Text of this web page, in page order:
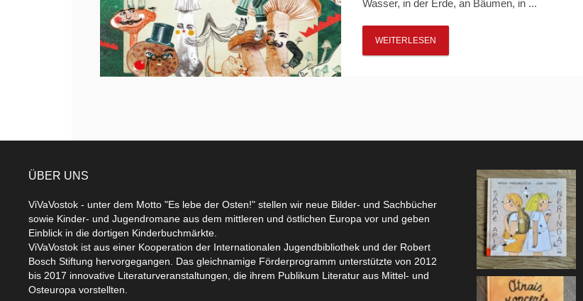
Wasser, in der Erde, an Bäumen, in ...
WEITERLESEN
ÜBER UNS
ViVaVostok - unter dem Motto "Es lebe der Osten!" stellen wir neue Bilder- und Sachbücher
sowie Kinder- und Jugendromane aus dem mittleren und östlichen Europa vor und geben
Einblick in die dortigen Kinderbuchmärkte.
ViVaVostok ist aus einer Kooperation der Internationalen Jugendbibliothek und der Robert
Bosch Stiftung hervorgegangen. Das gleichnamige Förderprogramm unterstützte von 2012
bis 2017 innovative Literaturveranstaltungen, die ihrem Publikum Literatur aus Mittel- und
Osteuropa vorstellten.